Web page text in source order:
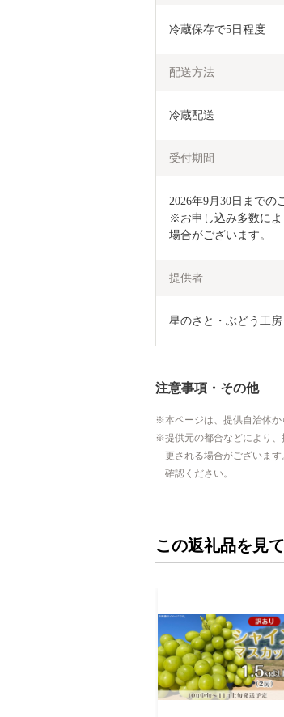
冷蔵保存で5日程度
配送方法
冷蔵配送
受付期間
2026年9月30日までの
※お申し込み多数によ
場合がございます。
提供者
星のさと・ぶどう工房
注意事項・その他
本ページは、提供自治体か
提供元の都合などにより
更される場合がございま
確認ください。
この返礼品を見